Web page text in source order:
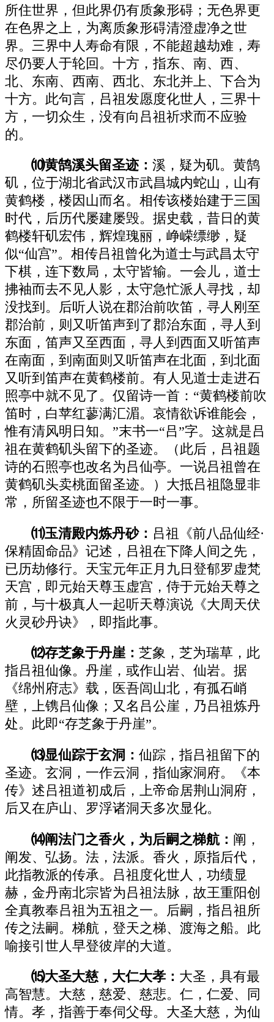
所住世界，但此界仍有质象形碍；无色界更
在色界之上，为离质象形碍清澄虚净之世
界。三界中人寿命有限，不能超越劫难，寿
尽仍要人于轮回。十方，指东、南、西、
北、东南、西南、西北、东北并上、下合为
十方。此句言，吕祖发愿度化世人，三界十
方，一切众生，没有向吕祖祈求而不应验
的。
⑽黄鹄溪头留圣迹：溪，疑为矶。黄鹄
矶，位于湖北省武汉市武昌城内蛇山，山有
黄鹤楼，楼因山而名。相传该楼始建于三国
时代，后历代屡建屡毁。据史载，昔日的黄
鹤楼轩矶宏伟，辉煌瑰丽，峥嵘缥缈，疑
似“仙宫”。相传吕祖曾化为道士与武昌太守
下棋，连下数局，太守皆输。一会儿，道士
拂袖而去不见人影，太守急忙派人寻找，却
没找到。后听人说在郡治前吹笛，寻人刚至
郡治前，则又听笛声到了郡治东面，寻人到
东面，笛声又至西面，寻人到西面又听笛声
在南面，到南面则又听笛声在北面，到北面
又听到笛声在黄鹤楼前。有人见道士走进石
照亭中就不见了。仅留诗一首：“黄鹤楼前吹
笛时，白苹红蓼满汇湄。哀情欲诉谁能会，
惟有清风明日知。”末书一“吕”字。这就是吕
祖在黄鹤矶头留下的圣迹。（此后，吕祖题
诗的石照亭也改名为吕仙亭。一说吕祖曾在
黄鹤矶头卖桃面留圣迹。）大抵吕祖隐显非
常，所留圣迹也不限于一时一事。
⑾玉清殿内炼丹砂： 吕祖《前八品仙经·
保精固命品》记述，吕祖在下降人间之先，
已历劫修行。天宝元年正月九日登郁罗虚梵
天宫，即元始天尊玉虚宫，侍于元始天尊之
前，与十极真人一起听天尊演说《大周天伏
火灵砂丹诀》，即指此事。
⑿存芝象于丹崖：芝象，芝为瑞草，此
指吕祖仙像。丹崖，或作山岩、仙岩。据
《绵州府志》载，医吾闾山北，有孤石峭
壁，上镌吕仙像；又名吕公崖，乃吕祖炼丹
处。此即“存芝象于丹崖”。
⒀显仙踪于玄洞：仙踪，指吕祖留下的
圣迹。玄洞，一作云洞，指仙家洞府。《本
传》述吕祖道初成后，上帝命居荆山洞府，
后又在庐山、罗浮诸洞天多次显化。
⒁阐法门之香火，为后嗣之梯航： 阐，
阐发、弘扬。法，法派。香火，原指后代，
此指教派的传承。吕祖度化世人，功绩显
赫，金丹南北宗皆为吕祖法脉，故王重阳创
全真教奉吕祖为五祖之一。后嗣，指吕祖所
传之法嗣。梯航，登天之梯、渡海之船。此
喻接引世人早登彼岸的大道。
⒂大圣大慈，大仁大孝： 大圣，具有最
高智慧。大慈，慈爱、慈悲。仁，仁爱、同
情。孝，指善于奉伺父母。大圣大慈，为仙